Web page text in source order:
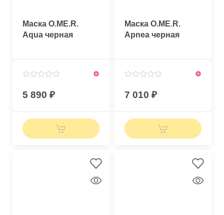
Маска O.ME.R.
Aqua черная
5 890
Маска O.ME.R.
Apnea черная
7 010